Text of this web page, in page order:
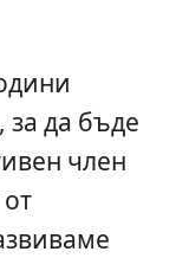
да бъде
член